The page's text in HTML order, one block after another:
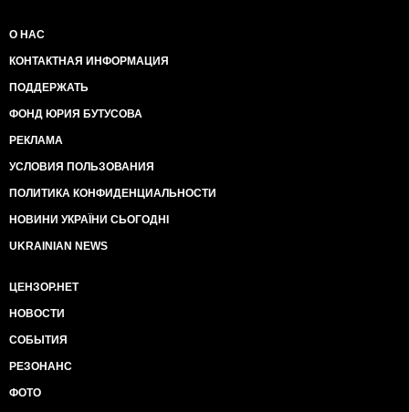
О НАС
КОНТАКТНАЯ ИНФОРМАЦИЯ
ПОДДЕРЖАТЬ
ФОНД ЮРИЯ БУТУСОВА
РЕКЛАМА
УСЛОВИЯ ПОЛЬЗОВАНИЯ
ПОЛИТИКА КОНФИДЕНЦИАЛЬНОСТИ
НОВИНИ УКРАЇНИ СЬОГОДНІ
UKRAINIAN NEWS
ЦЕНЗОР.НЕТ
НОВОСТИ
СОБЫТИЯ
РЕЗОНАНС
ФОТО